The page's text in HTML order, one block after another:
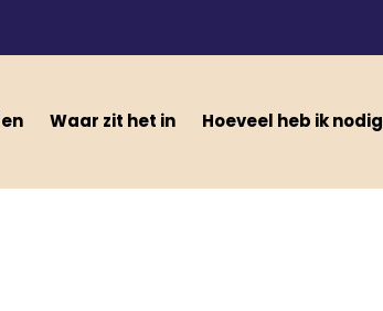
Waar zit het in Hoeveel heb ik nodig